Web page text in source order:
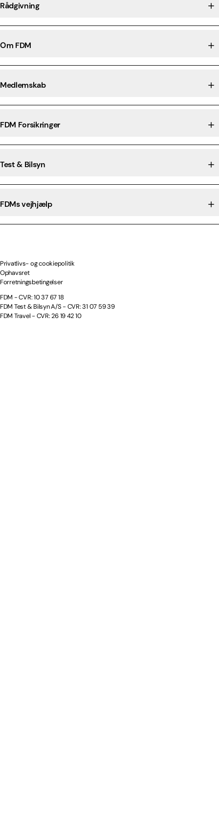
Rådgivning
Om FDM
Medlemskab
FDM Forsikringer
Test & Bilsyn
FDMs vejhjælp
Privatlivs- og cookiepolitik
Ophavsret
Forretningsbetingelser
FDM - CVR: 10 37 67 18
FDM Test & Bilsyn A/S - CVR: 31 07 59 39
FDM Travel - CVR: 26 19 42 10